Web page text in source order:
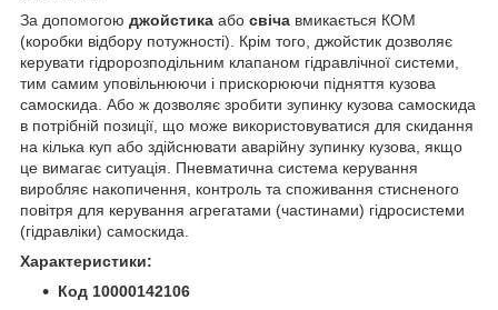
За допомогою джойстика або свіча вмикається КОМ
(коробки відбору потужності). Крім того, джойстик дозволяє
керувати гідророзподільним клапаном гідравлічної системи,
тим самим уповільнюючи і прискорюючи підняття кузова
самоскида. Або ж дозволяє зробити зупинку кузова самоскида
в потрібній позиції, що може використовуватися для скидання
на кілька куп або здійснювати аварійну зупинку кузова, якщо
це вимагає ситуація. Пневматична система керування
виробляє накопичення, контроль та споживання стисненого
повітря для керування агрегатами (частинами) гідросистеми
(гідравліки) самоскида.
Характеристики:
Код 10000142106